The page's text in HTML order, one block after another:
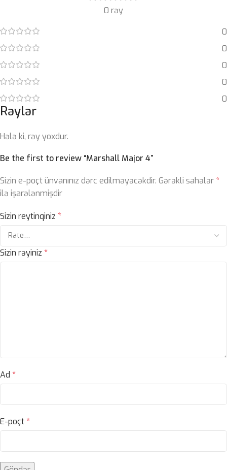
0 rəy
0
0
0
0
0
Rəylər
Hələ ki, rəy yoxdur.
Be the first to review “Marshall Major 4”
Sizin e-poçt ünvanınız dərc edilməyəcəkdir. Gərəkli sahələr*
ilə işarələnmişdir
Sizin reytinqiniz *
Sizin rəyiniz *
Ad *
E-poçt*